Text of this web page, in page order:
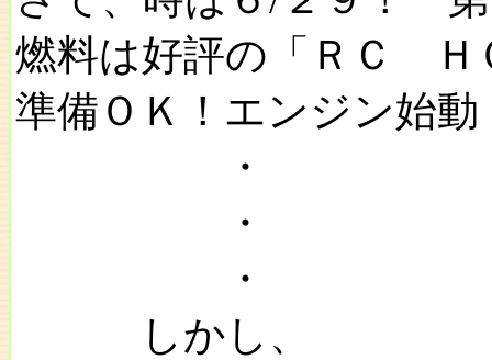
燃料は好評の「ＲＣ Ｈ
準備ＯＫ！エンジン始動
・
・
・
しかし、